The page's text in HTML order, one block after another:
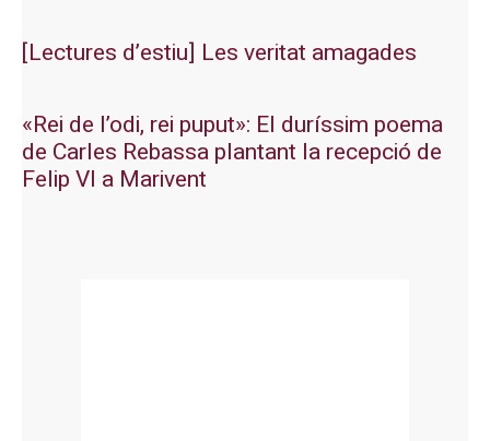
[Lectures d’estiu] Les veritat amagades
«Rei de l’odi, rei puput»: El duríssim poema
de Carles Rebassa plantant la recepció de
Felip VI a Marivent